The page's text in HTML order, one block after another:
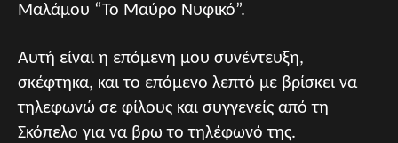
Μαλάμου “Το Μαύρο Νυφικό”.
Αυτή είναι η επόμενη μου συνέντευξη,
σκέφτηκα, και το επόμενο λεπτό με βρίσκει να
τηλεφωνώ σε φίλους και συγγενείς από τη
Σκόπελο για να βρω το τηλέφωνό της.